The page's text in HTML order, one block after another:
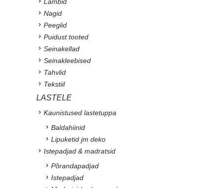
Nagid
Peeglid
Puidust tooted
Seinakellad
Seinakleebised
Tahvlid
Tekstiil
LASTELE
Kaunistused lastetuppa
Baldahiinid
Lipuketid jm deko
Istepadjad & madratsid
Põrandapadjad
Istepadjad